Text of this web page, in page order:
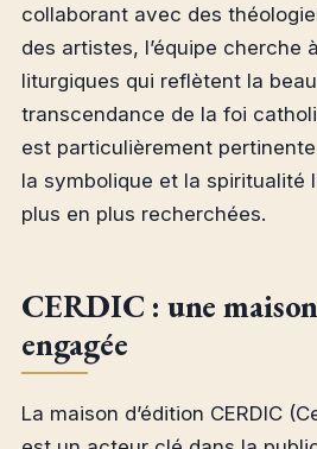
collaborant avec des
des artistes, l’équipe cherche
liturgiques qui reflètent la
transcendance de la foi
est particulièrement
la symbolique et la spiritualité
plus en plus recherchées.
CERDIC : une
engagée
La maison d’édition CERDIC